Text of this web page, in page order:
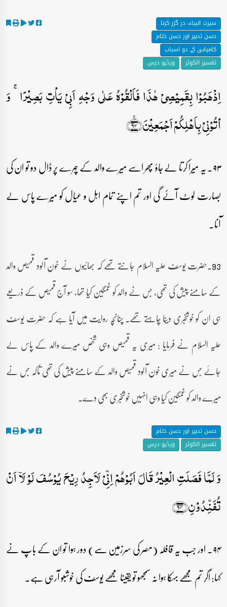
سیرت انبیاء، در گزر کرنا
حسن تدبیر اور حسن ختام
کامیابی کے دو اسباب
تفسیر الکوثر
ویڈیو درس
اِذۡہَبُوۡا بِقَمِیۡصِیۡ ہٰذَا فَاَلۡقُوۡہُ عَلٰی وَجۡہِ اَبِیۡ یَاۡتِ بَصِیۡرًا ۚ وَ
اۡتُوۡنِیۡ بِاَہۡلِکُمۡ اَجۡمَعِیۡنَ﴿٪۹۳﴾
۹۳۔ یہ میرا کرتا لے جاؤ پھر اسے میرے والد کے چہرے پر ڈال دو تو ان کی
بصارت لوٹ آئے گی اور تم اپنے تمام اہل و عیال کو میرے پاس لے
آنا۔
93۔حضرت یوسف علیہ السلام جانتے تھے کہ بھائیوں نے خون آلود قمیص والد
کے سامنے پیش کی تھی، جس نے والد کو غمگین کیا تھا، سو آج قمیص کے ذریعے
ہی ان کو خوشخبری دینا چاہتے تھے۔ چنانچہ روایت میں آیا ہے کہ حضرت یوسف
علیہ السلام نے فرمایا : میری یہ قمیص وہی شخص میرے والد کے پاس لے
جائے جس نے میری خون آلود قمیص والد کے سامنے پیش کی تھی تاکہ جس نے
میرے والد کو غمگین کیا وہی انہیں خوشخبری بھی دے۔
حسن تدبیر اور حسن ختام
تفسیر الکوثر
ویڈیو درس
وَ لَمَّا فَصَلَتِ الۡعِیۡرُ قَالَ اَبُوۡہُمۡ اِنِّیۡ لَاَجِدُ رِیۡحَ یُوۡسُفَ لَوۡ لَاۤ اَنۡ
تُفَنِّدُوۡنِ﴿۹۴﴾
۹۴۔ اور جب یہ قافلہ (مصر کی سرزمین سے) دور ہوا تو ان کے باپ نے
کہا: اگر تم مجھے بہکا ہوا نہ سمجھو تو یقینا مجھے یوسف کی خوشبو آرہی ہے۔